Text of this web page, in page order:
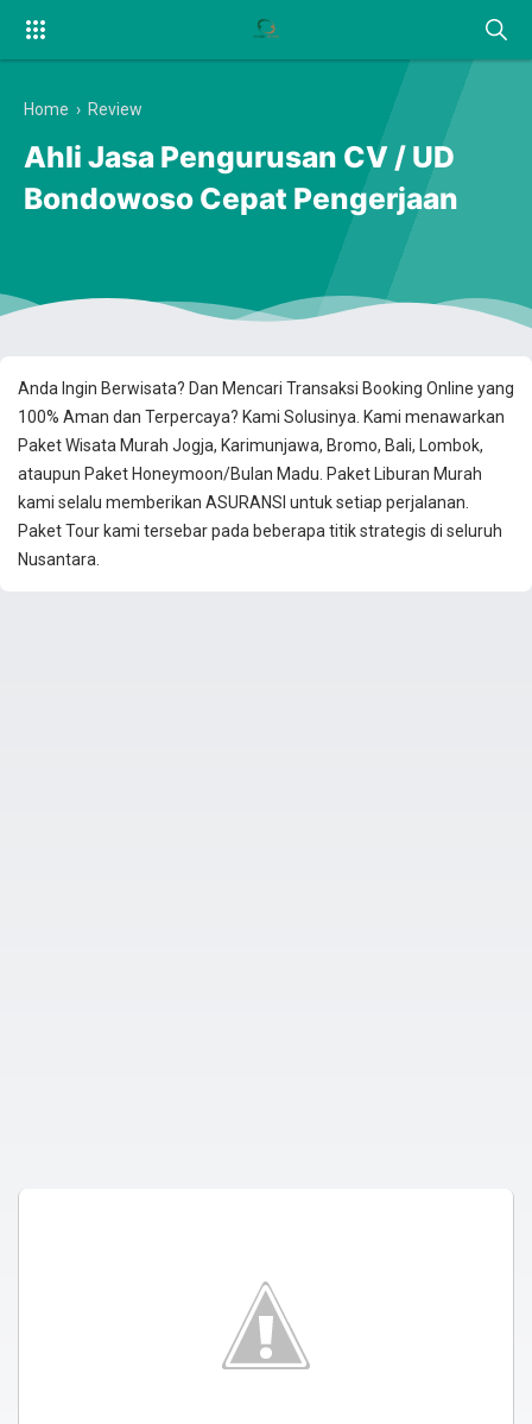
Anda Ingin Berwisata? Dan Mencari Transaksi Booking Online yang
100% Aman dan Terpercaya? Kami Solusinya. Kami menawarkan
Paket Wisata Murah Jogja, Karimunjawa, Bromo, Bali, Lombok,
ataupun Paket Honeymoon/Bulan Madu. Paket Liburan Murah
kami selalu memberikan ASURANSI untuk setiap perjalanan.
Paket Tour kami tersebar pada beberapa titik strategis di seluruh
Nusantara.
Home › Review
Ahli Jasa Pengurusan CV / UD
Bondowoso Cepat Pengerjaan